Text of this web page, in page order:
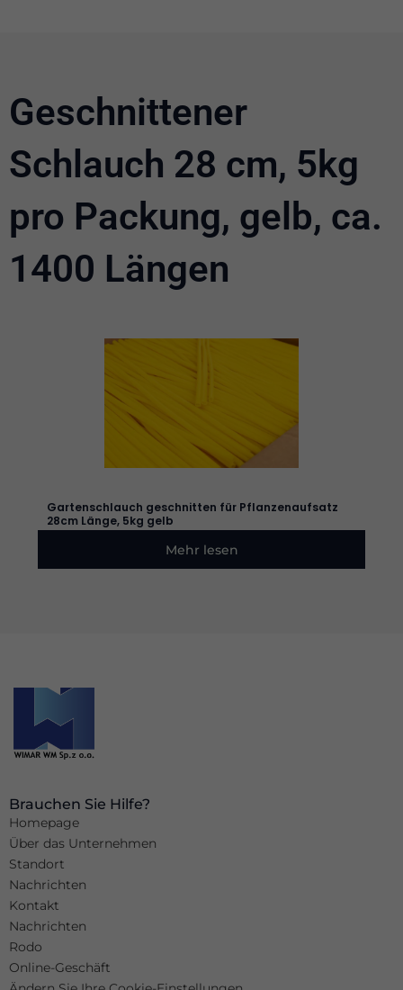
Geschnittener
Schlauch 28 cm, 5kg
pro Packung, gelb, ca.
1400 Längen
Gartenschlauch geschnitten für Pflanzenaufsatz
28cm Länge, 5kg gelb
Mehr lesen
Brauchen Sie Hilfe?
Homepage
Über das Unternehmen
Standort
Nachrichten
Kontakt
Nachrichten
Rodo
Online-Geschäft
benötigt,
damit die
funktioniert.
Statistik
Damit wir
können,
Erleben
unsere
Ihres
Besuchs so